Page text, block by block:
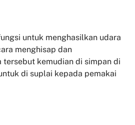
untuk menghasilkan udara
menghisap dan
tersebut kemudian di simpan di
di suplai kepada pemakai